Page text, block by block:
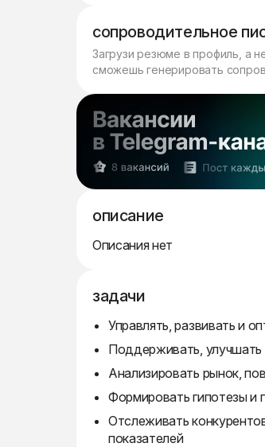
сопроводительное
Загрузи резюме в профиль, а
сможешь генерировать
описание
Описания нет
задачи
Управлять, развивать и
Поддерживать, улучшать
Анализировать рынок,
Формировать гипотезы и
Отслеживать
показателей